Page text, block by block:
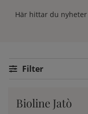
Här hittar du
Filtrera
Bioline Jatò